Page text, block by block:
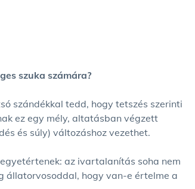
szuka számára?
szándékkal tedd, hogy tetszés szerinti
ez egy mély, altatásban végzett
és súly) változáshoz vezethet.
az ivartalanítás soha nem
állatorvosoddal, hogy van-e értelme a